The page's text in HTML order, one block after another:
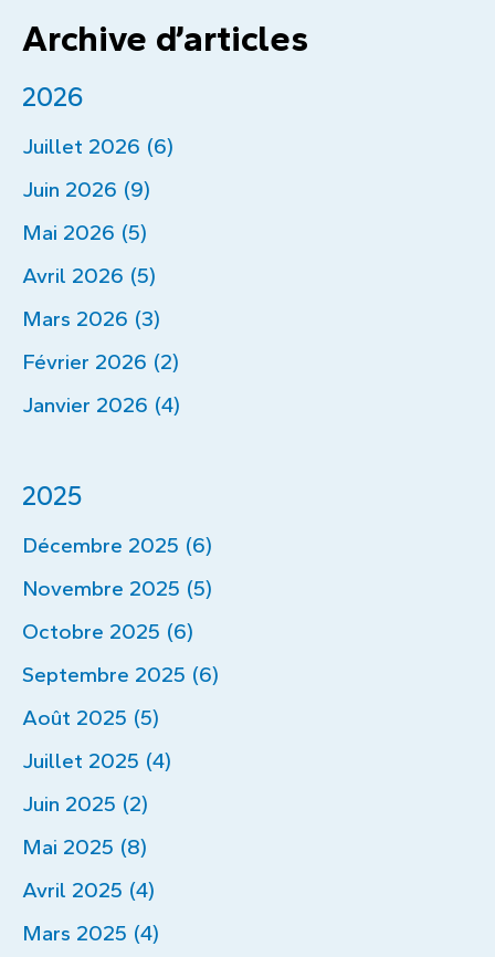
Archive d’articles
2026
Juillet 2026 (6)
Juin 2026 (9)
Mai 2026 (5)
Avril 2026 (5)
Mars 2026 (3)
Février 2026 (2)
Janvier 2026 (4)
2025
Décembre 2025 (6)
Novembre 2025 (5)
Octobre 2025 (6)
Septembre 2025 (6)
Août 2025 (5)
Juillet 2025 (4)
Juin 2025 (2)
Mai 2025 (8)
Avril 2025 (4)
Mars 2025 (4)